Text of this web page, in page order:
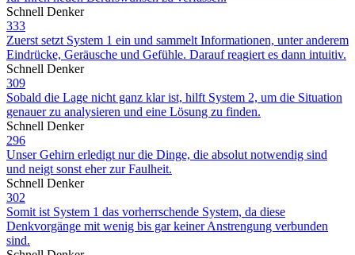
Schnell Denker
333
Zuerst setzt System 1 ein und sammelt Informationen, unter anderem
Eindrücke, Geräusche und Gefühle. Darauf reagiert es dann intuitiv.
Schnell Denker
309
Sobald die Lage nicht ganz klar ist, hilft System 2, um die Situation
genauer zu analysieren und eine Lösung zu finden.
Schnell Denker
296
Unser Gehirn erledigt nur die Dinge, die absolut notwendig sind
und neigt sonst eher zur Faulheit.
Schnell Denker
302
Somit ist System 1 das vorherrschende System, da diese
Denkvorgänge mit wenig bis gar keiner Anstrengung verbunden
sind.